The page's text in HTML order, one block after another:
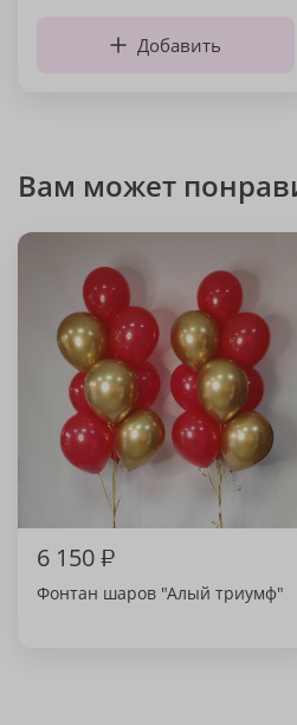
Добавить
Вам может
6 150₽
Фонтан шаров "Алый триумф"